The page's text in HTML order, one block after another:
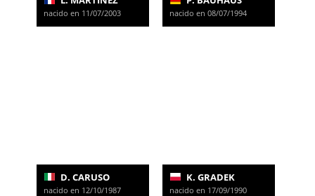
nacido en 11/07/2003 nacido en 08/07/1994
D. CARUSO
nacido en 12/10/1987
K. GRADEK
nacido en 17/09/1990